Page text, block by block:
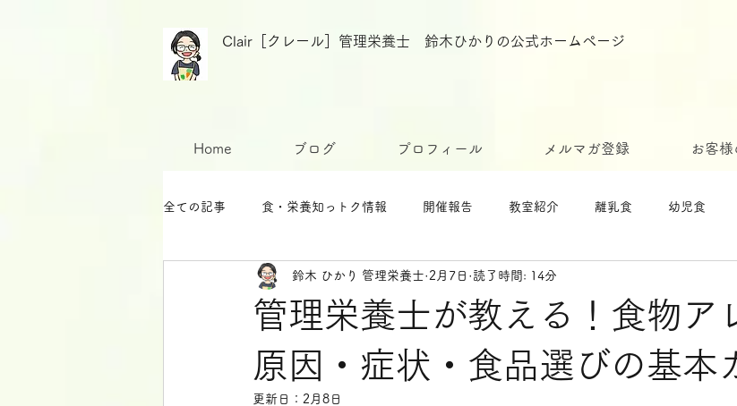
Clair［クレール］管理栄養士 鈴木ひかりの公式ホームページ
Home ブログ プロフィール メルマガ登録 お客様
全ての記事 食・栄養知っトク情報 開催報告 教室紹介 離乳食 幼児食
管理栄養士が教える！食物ア
原因・症状・食品選びの基本
鈴木 ひかり 管理栄養士 2月7日 読了時間: 14分
更新日： 2月8日